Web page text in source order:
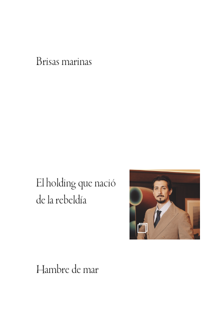
Brisas marinas
El holding que nació
de la rebeldía
Hambre de mar